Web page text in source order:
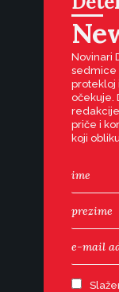
Novinari
sedmice
protekloj
očekuje.
priče i
koji